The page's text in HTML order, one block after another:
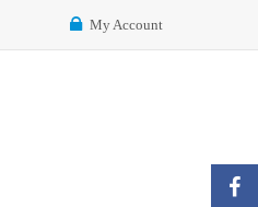
My Account